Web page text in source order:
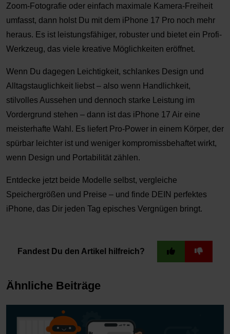
Zoom-Fotografie oder einfach maximale Kamera-Freiheit
umfasst, dann holst Du mit dem iPhone 17 Pro noch mehr
heraus. Es ist leistungsfähiger, robuster und bietet ein Profi-
Werkzeug, das viele kreative Möglichkeiten eröffnet.
Wenn Du dagegen Leichtigkeit, schlankes Design und
Alltagstauglichkeit liebst – also wenn Handlichkeit,
stilvolles Aussehen und dennoch starke Leistung im
Vordergrund stehen – dann ist das iPhone 17 Air eine
meisterhafte Wahl. Es liefert Pro-Power in einem Körper, der
spürbar leichter ist und weniger kompromissbehaftet wirkt,
wenn Design und Portabilität zählen.
Entdecke jetzt beide Modelle selbst, vergleiche
Speichergrößen und Preise – und finde DEIN perfektes
iPhone, das Dir jeden Tag episches Vergnügen bringt.
Fandest Du den Artikel hilfreich?
Ähnliche Beiträge